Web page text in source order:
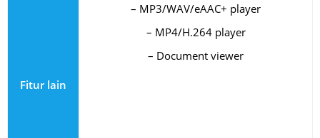
Fitur lain
– MP3/WAV/eAAC+ player
– MP4/H.264 player
– Document viewer